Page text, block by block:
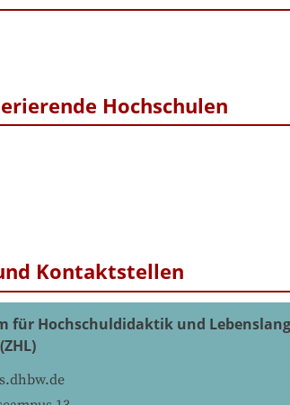
Hochschulen
Kontaktstellen
für Hochschuldidaktik und